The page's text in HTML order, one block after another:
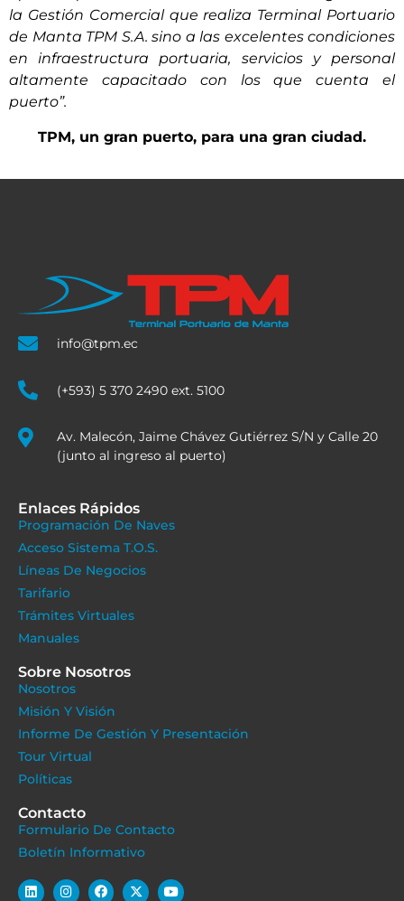
la Gestión Comercial que realiza Terminal Portuario
de Manta TPM S.A. sino a las excelentes condiciones
en infraestructura portuaria, servicios y personal
altamente capacitado con los que cuenta el
puerto”.
TPM, un gran puerto, para una gran ciudad.
info@tpm.ec
(+593) 5 370 2490 ext. 5100
Av. Malecón, Jaime Chávez Gutiérrez S/N y Calle 20
(junto al ingreso al puerto)
Enlaces Rápidos
Programación De Naves
Acceso Sistema T.O.S.
Líneas De Negocios
Tarifario
Trámites Virtuales
Manuales
Sobre Nosotros
Nosotros
Misión Y Visión
Informe De Gestión Y Presentación
Tour Virtual
Políticas
Contacto
Formulario De Contacto
Boletín Informativo